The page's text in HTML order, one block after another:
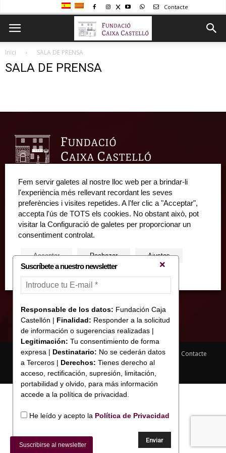
Contacte
Inici SALA DE PRENSA
SALA DE PRENSA
Fundació Caixa Castelló • Casa Abadía
Pl. de l’Herba, s/nº. 12001 Castelló de la Plana
Telèfon 964 232 551 • Fax 964 231 550
informacion@fundacioncajacastellon.es
Nota legal y Política de privacitat Us de Cookies Contacte
© Copyright 2017 Fundació Caixa Castelló
Suscríbete a nuestro newsletter
Responsable de los datos: Fundación Caja
Castellón | Finalidad: Responder a la solicitud
de información o sugerencias realizadas |
Legitimación: Tu consentimiento de forma
expresa | Destinatario: No se cederán datos
a Terceros | Derechos: Tienes derecho al
acceso, rectificación, supresión, limitación,
portabilidad y olvido, para más información
accede a la política de privacidad.
He leído y acepto la Política de Privacidad
Suscribirse al newsletter
Fem servir galetes al nostre lloc web per a brindar-li
l'experiència més rellevant recordant les seves
preferències i visites repetides. A l'fer clic a "Acceptar",
accepta l'ús de TOTS els cookies. No obstant això, pot
visitar la Configuració de galetes per proporcionar un
consentiment controlat.
Acceptar Rechazar Ajustos
Mes info